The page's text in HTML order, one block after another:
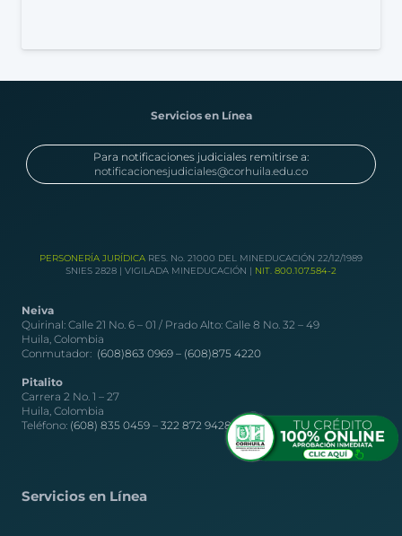
Servicios en Línea
Para notificaciones judiciales remitirse a:
notificacionesjudiciales@corhuila.edu.co
PERSONERÍA JURÍDICA RES. No. 21000 DEL MINEDUCACIÓN 22/12/1989
SNIES 2828 | VIGILADA MINEDUCACIÓN | NIT. 800.107.584-2
Neiva
Quirinal: Calle 21 No. 6 – 01 / Prado Alto: Calle 8 No. 32 – 49
Huila, Colombia
Conmutador: (608)863 0969 – (608)875 4220
Pitalito
Carrera 2 No. 1 – 27
Huila, Colombia
Teléfono: (608) 835 0459 – 322 872 9428
Servicios en Línea